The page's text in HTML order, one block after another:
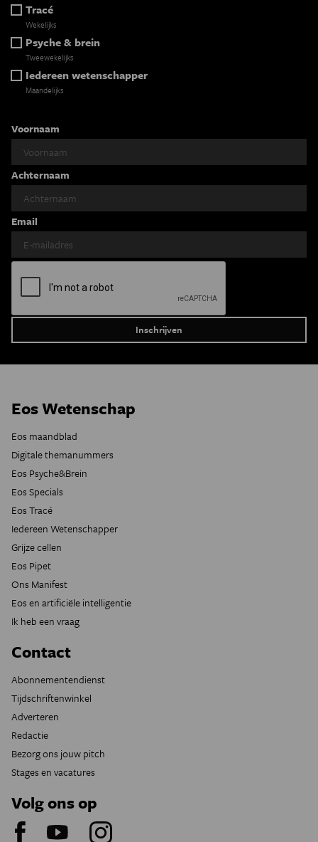
Tracé
Wekelijks
Psyche & brein
Tweewekelijks
Iedereen wetenschapper
Maandelijks
Voornaam
Achternaam
Email
Eos Wetenschap
Eos maandblad
Digitale themanummers
Eos Psyche&Brein
Eos Specials
Eos Tracé
Iedereen Wetenschapper
Grijze cellen
Eos Pipet
Ons Manifest
Eos en artificiële intelligentie
Ik heb een vraag
Contact
Abonnementendienst
Tijdschriftenwinkel
Adverteren
Redactie
Bezorg ons jouw pitch
Stages en vacatures
Volg ons op